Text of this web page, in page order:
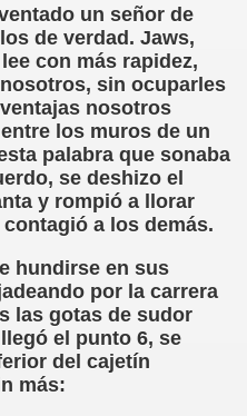
un señor de
de verdad. Jaws,
con más rapidez,
sin ocuparles
nosotros
los muros de un
palabra que sonaba
se deshizo el
y rompió a llorar
a los demás.
hundirse en sus
por la carrera
las gotas de sudor
el punto 6, se
del cajetín
más:
(Samuel Rodríguez